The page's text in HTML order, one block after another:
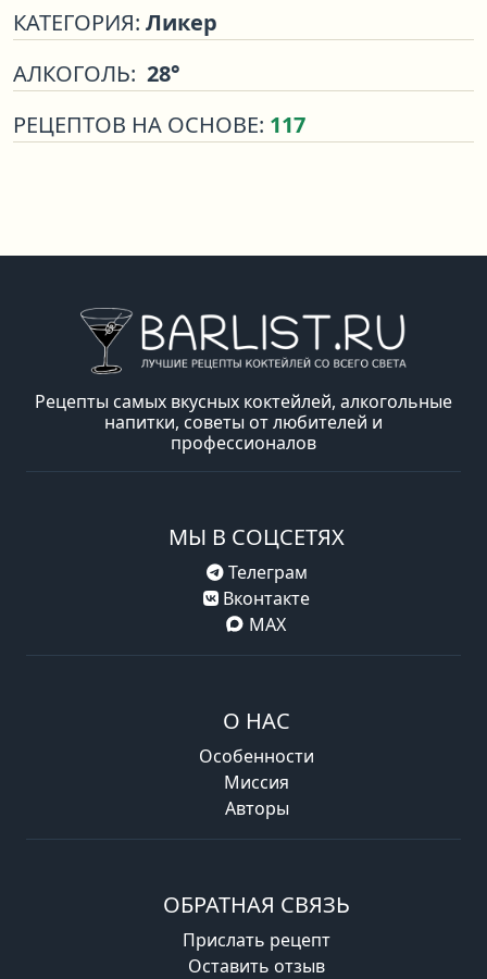
КАТЕГОРИЯ: Ликер
АЛКОГОЛЬ: 28°
РЕЦЕПТОВ НА ОСНОВЕ: 117
Рецепты самых вкусных коктейлей, алкогольные
напитки, советы от любителей и
профессионалов
МЫ В СОЦСЕТЯХ
Телеграм
Вконтакте
MAX
О НАС
Особенности
Миссия
Авторы
ОБРАТНАЯ СВЯЗЬ
Прислать рецепт
Оставить отзыв